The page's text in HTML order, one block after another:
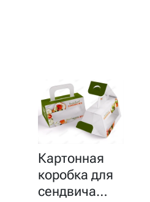
Картонная
коробка для
сендвича…